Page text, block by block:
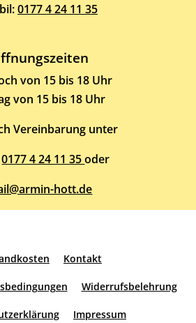
0177 4 24 11 35
von 15 bis 18 Uhr
von 15 bis 18 Uhr
Vereinbarung unter
0177 4 24 11 35oder
hott.de
Kontakt
Widerrufsbelehrung
Impressum